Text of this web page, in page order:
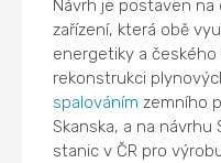
Návrh je postaven na
zařízení, která obě
energetiky a
rekonstrukci
spalováním zemního
Skanska, a na
stanic v ČR pro